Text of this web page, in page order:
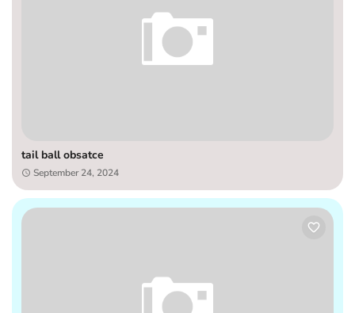
tail ball obsatce
September 24, 2024